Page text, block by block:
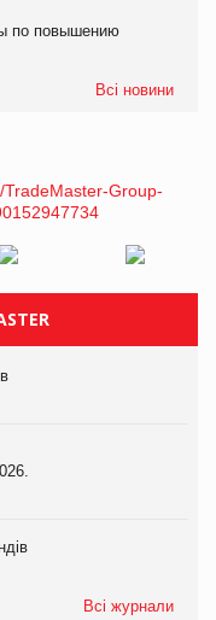
по повышению
Всі новини
Всі журнали